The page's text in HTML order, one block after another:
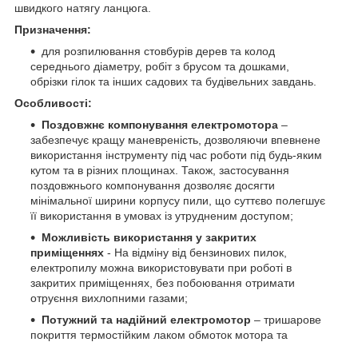
швидкого натягу ланцюга.
Призначення:
для розпилювання стовбурів дерев та колод
середнього діаметру, робіт з брусом та дошками,
обрізки гілок та інших садових та будівельних завдань.
Особливості:
Поздовжнє компонування електромотора –
забезпечує кращу маневреність, дозволяючи впевнене
використання інструменту під час роботи під будь-яким
кутом та в різних площинах. Також, застосування
поздовжнього компонування дозволяє досягти
мінімальної ширини корпусу пили, що суттєво полегшує
її використання в умовах із утрудненим доступом;
Можливість використання у закритих
приміщеннях - На відміну від бензинових пилок,
електропилу можна використовувати при роботі в
закритих приміщеннях, без побоювання отримати
отруєння вихлопними газами;
Потужний та надійний електромотор – тришарове
покриття термостійким лаком обмоток мотора та